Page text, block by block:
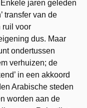
jaren geleden
transfer van de
ruil voor
dus. Maar
ondertussen
verhuizen; de
in een akkoord
Arabische steden
worden aan de